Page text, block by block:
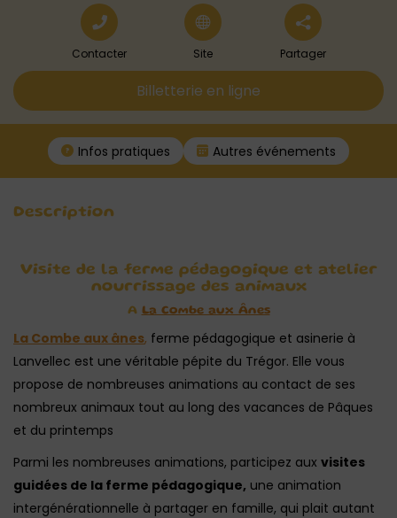
Contacter Site Partager
Billetterie en ligne
Infos pratiques Autres événements
Description
Visite de la ferme pédagogique et atelier
nourrissage des animaux
A La Combe aux Ânes
La Combe aux ânes, ferme pédagogique et asinerie à
Lanvellec est une véritable pépite du Trégor. Elle vous
propose de nombreuses animations au contact de ses
nombreux animaux tout au long des vacances de Pâques
et du printemps
Parmi les nombreuses animations, participez aux visites
guidées de la ferme pédagogique, une animation
intergénérationnelle à partager en famille, qui plait autant